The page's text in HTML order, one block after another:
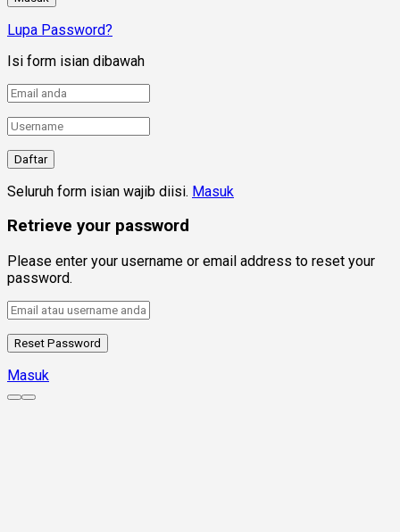
Lupa Password?
Isi form isian dibawah
Seluruh form isian wajib diisi. Masuk
Retrieve your password
Please enter your username or email address to reset your
password.
Masuk